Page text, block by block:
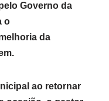
Governo da
o
da
ao retornar